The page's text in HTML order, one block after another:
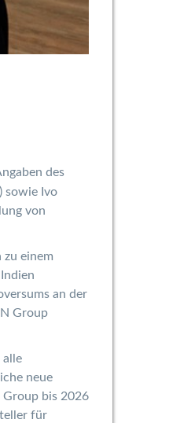
des
sowie Ivo
von
einem
an der
Group
alle
neue
bis 2026
für